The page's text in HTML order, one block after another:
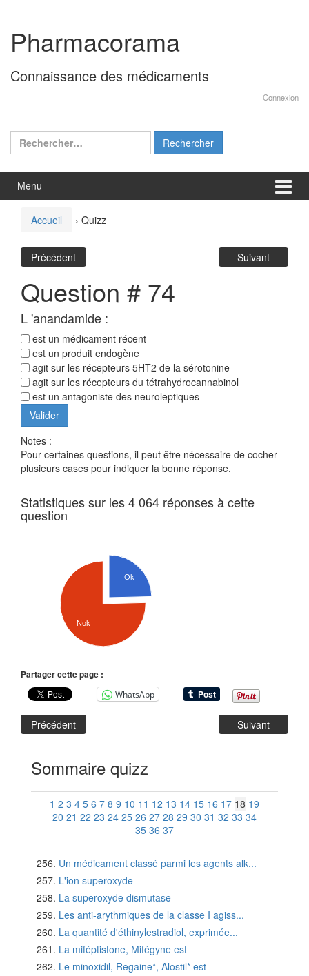
contenu
menu
principal
Pharmacorama
Connaissance des médicaments
Connexion
Rechercher :
Menu
Accueil › Quizz
Précédent Suivant
Question # 74
L 'anandamide :
est un médicament récent
est un produit endogène
agit sur les récepteurs 5HT2 de la sérotonine
agit sur les récepteurs du tétrahydrocannabinol
est un antagoniste des neuroleptiques
Notes :
Pour certaines questions, il peut être nécessaire de cocher
plusieurs cases pour indiquer la bonne réponse.
Statistiques sur les 4 064 réponses à cette
question
Ok
Nok
Partager cette page :
WhatsApp
Précédent Suivant
Sommaire quizz
1 2 3 4 5 6 7 8 9 10 11 12 13 14 15 16 17 18 19
20 21 22 23 24 25 26 27 28 29 30 31 32 33 34
35 36 37
Un médicament classé parmi les agents alk...
L'ion superoxyde
La superoxyde dismutase
Les anti-arythmiques de la classe I agiss...
La quantité d'éthinylestradiol, exprimée...
La miféptistone, Mifégyne est
Le minoxidil, Regaine*, Alostil* est